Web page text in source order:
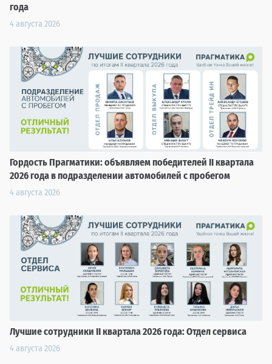
года
4 августа 2026
Гордость Прагматики: объявляем победителей II квартала
2026 года в подразделении автомобилей с пробегом
4 августа 2026
Лучшие сотрудники II квартала 2026 года: Отдел сервиса
4 августа 2026